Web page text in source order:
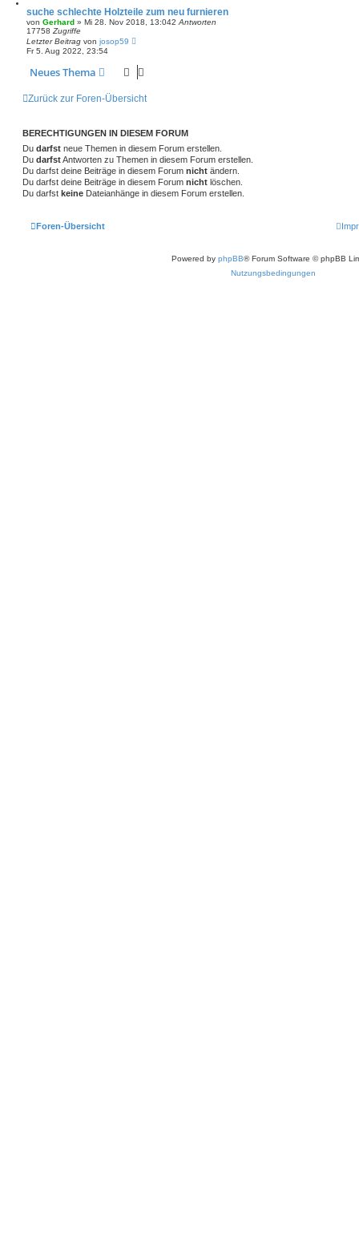
suche schlechte Holzteile zum neu furnieren
von Gerhard » Mi 28. Nov 2018, 13:042 Antworten
17758 Zugriffe
Letzter Beitrag von josop59
Fr 5. Aug 2022, 23:54
Neues Thema
Zurück zur Foren-Übersicht
BERECHTIGUNGEN IN DIESEM FORUM
Du darfst neue Themen in diesem Forum erstellen.
Du darfstAntworten zu Themen in diesem Forum erstellen.
Du darfst deine Beiträge in diesem Forum nicht ändern.
Du darfst deine Beiträge in diesem Forum nicht löschen.
Du darfst keine Dateianhänge in diesem Forum erstellen.
Foren-Übersicht
Powered by phpBB® Forum Software © phpBB
Nutzungsbedingungen